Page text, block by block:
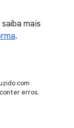
mais
.
com
erros.